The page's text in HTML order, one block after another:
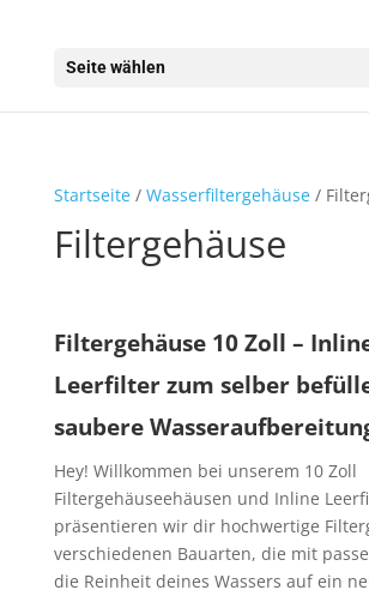
Seite wählen
Startseite/ Wasserfiltergehäuse/
Filtergehäuse
Filtergehäuse 10 Zoll –
Leerfilter zum selber
saubere
Hey! Willkommen bei unserem 10 Zoll
Filtergehäuseehäusen und Inline
präsentieren wir dir hochwertige
verschiedenen Bauarten, die mit
die Reinheit deines Wassers auf ein